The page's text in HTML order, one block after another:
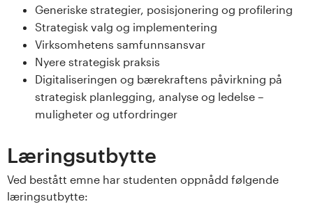
t
e
t
Generiske strategier, posisjonering og profilering
Strategisk valg og implementering
Virksomhetens samfunnsansvar
Nyere strategisk praksis
Digitaliseringen og bærekraftens påvirkning på
strategisk planlegging, analyse og ledelse –
muligheter og utfordringer
Læringsutbytte
Ved bestått emne har studenten oppnådd følgende
læringsutbytte: